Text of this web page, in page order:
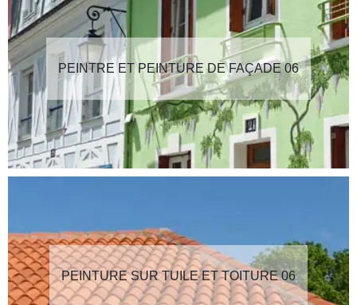
PEINTRE ET PEINTURE DE FAÇADE 06
PEINTURE SUR TUILE ET TOITURE 06